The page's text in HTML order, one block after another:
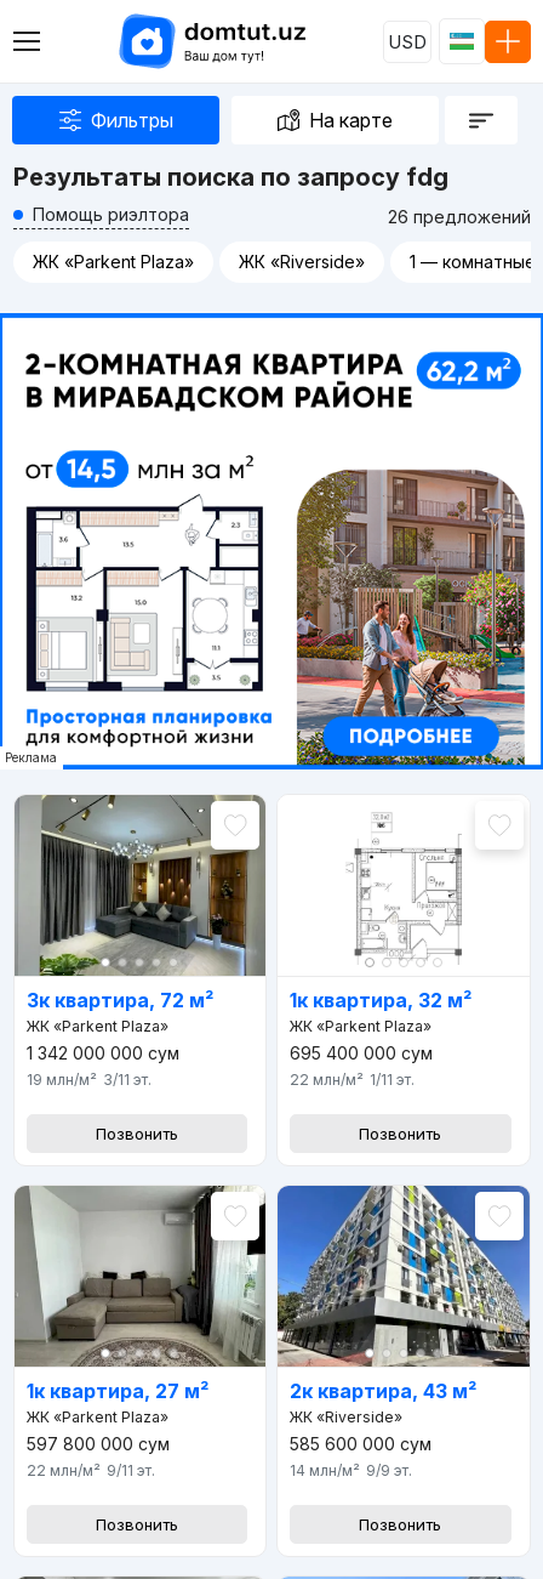
USD
Фильтры На карте
Результаты поиска по запросу fdg
26 предложений
Помощь риэлтора
ЖК «Parkent Plaza» ЖК «Riverside» 1 — комнатные
Реклама
3к квартира, 72 м²
ЖК «Parkent Plaza»
1 342 000 000 сум
19 млн/м² 3/11 эт.
Позвонить
1к квартира, 32 м²
ЖК «Parkent Plaza»
695 400 000 сум
22 млн/м² 1/11 эт.
Позвонить
1к квартира, 27 м²
ЖК «Parkent Plaza»
597 800 000 сум
22 млн/м² 9/11 эт.
Позвонить
2к квартира, 43 м²
ЖК «Riverside»
585 600 000 сум
14 млн/м² 9/9 эт.
Позвонить